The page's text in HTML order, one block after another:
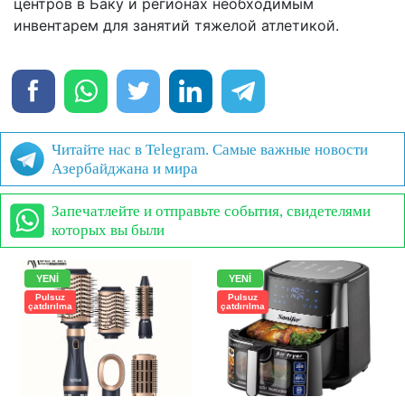
инвентарем для занятий тяжелой атлетикой.
Читайте нас в Telegram. Самые важные новости
Азербайджана и мира
Запечатлейте и отправьте события, свидетелями
которых вы были